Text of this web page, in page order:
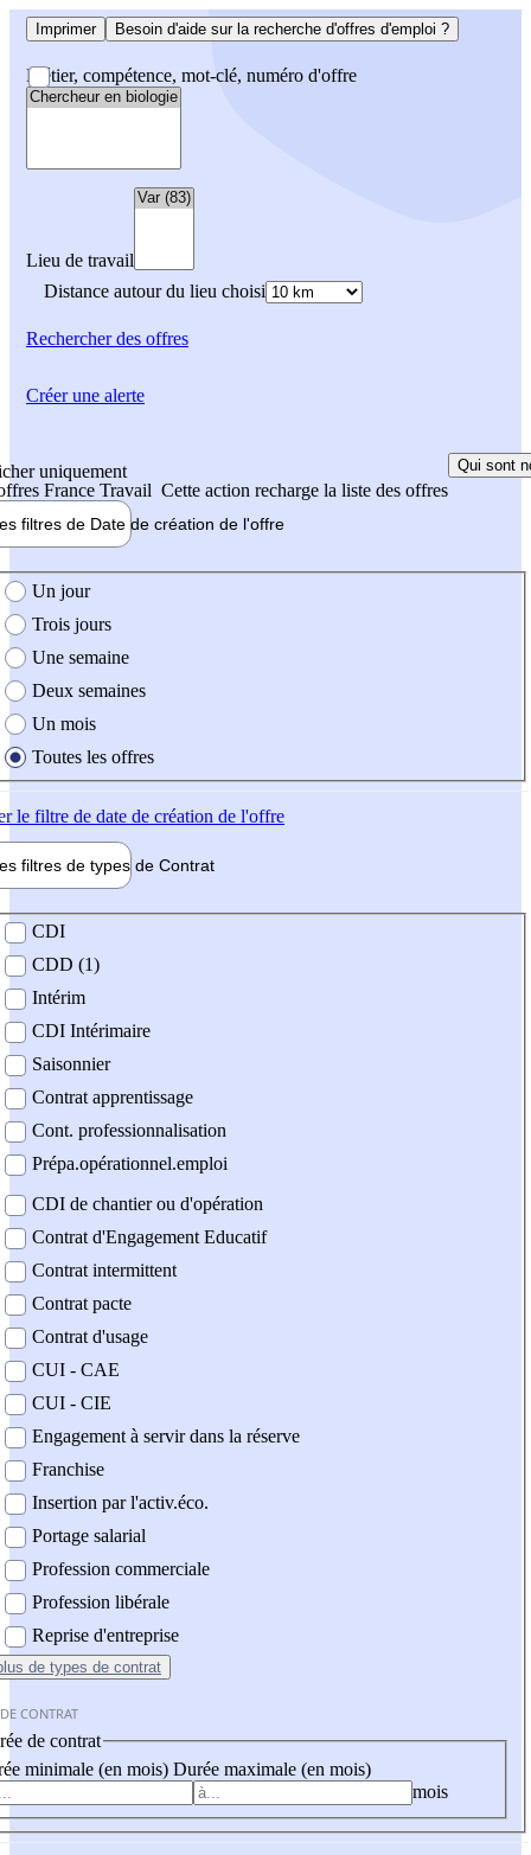
Imprimer Besoin d'aide sur la recherche d'offres d'emploi ?
Métier, compétence, mot-clé, numéro d'offre
Lieu de travail
Distance autour du lieu choisi
Rechercherdes offres
uniquement
France Travail Cette action recharge la liste des offres
Qui sont
filtres de Date de création de l'offre
création de l'offre
Un jour
Trois jours
Une semaine
Deux semaines
Un mois
Toutes les offres
le filtre de date de création de l'offre
filtres de types de Contrat
contrat
CDI
CDD (1)
Intérim
CDI Intérimaire
Saisonnier
Contrat apprentissage
Cont. professionnalisation
Prépa.opérationnel.emploi
CDI de chantier ou d'opération
Contrat d'Engagement Educatif
Contrat intermittent
Contrat pacte
Contrat d'usage
CUI - CAE
CUI - CIE
Engagement à servir dans la réserve
Franchise
Insertion par l'activ.éco.
Portage salarial
Profession commerciale
Profession libérale
Reprise d'entreprise
de types de contrat
CONTRAT
de contrat
minimale (en mois) Durée maximale (en mois)
mois
Créer une alerte